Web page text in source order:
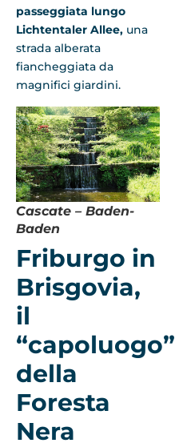
passeggiata lungo
Lichtentaler Allee, una
strada alberata
fiancheggiata da
magnifici giardini.
Cascate – Baden-
Baden
Friburgo in
Brisgovia,
il
“capoluogo”
della
Foresta
Nera